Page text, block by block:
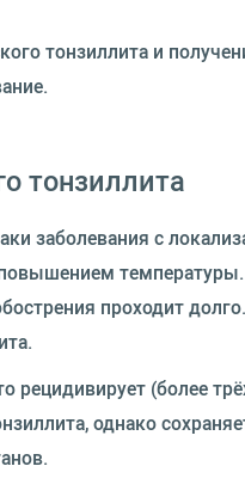
тонзиллита и
тонзиллита
заболевания с
проходит
рецидивирует (более
однако